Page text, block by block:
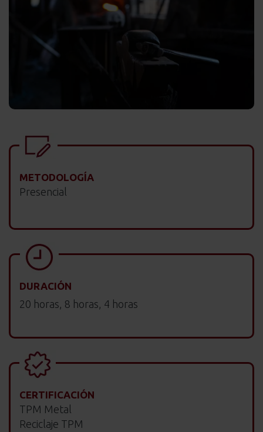
METODOLOGÍA
Presencial
DURACIÓN
20 horas, 8 horas, 4 horas
CERTIFICACIÓN
TPM Metal
Reciclaje TPM